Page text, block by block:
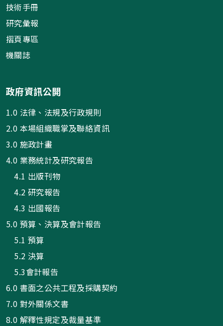
技術手冊
研究彙報
摺頁專區
機關誌
政府資訊公開
1.0 法律、法規及行政規則
2.0 本場組織職掌及聯絡資訊
3.0 施政計畫
4.0 業務統計及研究報告
4.1 出版刊物
4.2 研究報告
4.3 出國報告
5.0 預算、決算及會計報告
5.1 預算
5.2 決算
5.3會計報告
6.0 書面之公共工程及採購契約
7.0 對外關係文書
8.0 解釋性規定及裁量基準